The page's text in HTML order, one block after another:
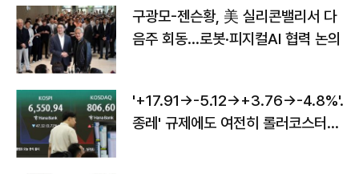
구광모-젠슨황, 美 실리콘밸리서 다
음주 회동…로봇·피지컬AI 협력 논의
'+17.91→-5.12→+3.76→-4.8%'…'
종레' 규제에도 여전히 롤러코스터